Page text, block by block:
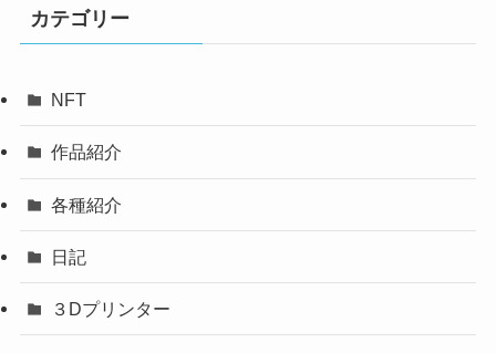
カテゴリー
NFT
作品紹介
各種紹介
日記
３Dプリンター